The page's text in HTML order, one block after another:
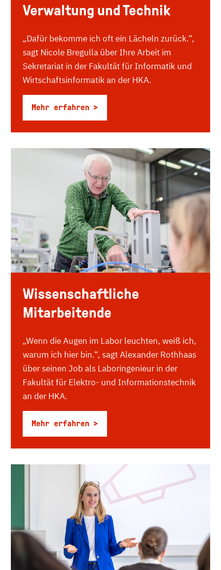
Verwaltung und Technik
„Dafür bekomme ich oft ein Lächeln zurück.“,
sagt Nicole Bregulla über Ihre Arbeit im
Sekretariat in der Fakultät für Informatik und
Wirtschaftsinformatik an der HKA.
Mehr erfahren
Wissenschaftliche
Mitarbeitende
„Wenn die Augen im Labor leuchten, weiß ich,
warum ich hier bin.“, sagt Alexander Rothhaas
über seinen Job als Laboringenieur in der
Fakultät für Elektro- und Informationstechnik
an der HKA.
Mehr erfahren